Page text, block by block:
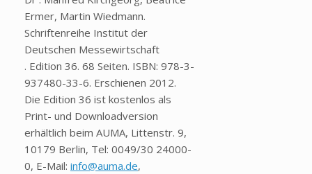
Ermer, Martin Wiedmann.
Schriftenreihe Institut der
Deutschen Messewirtschaft
. Edition 36. 68 Seiten. ISBN: 978-3-
937480-33-6. Erschienen 2012.
Die Edition 36 ist kostenlos als
Print- und Downloadversion
erhältlich beim AUMA, Littenstr. 9,
10179 Berlin, Tel: 0049/30 24000-
0, E-Mail: info@auma.de,